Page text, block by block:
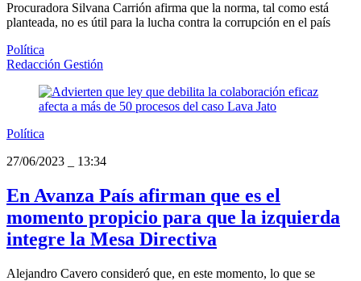
Procuradora Silvana Carrión afirma que la norma, tal como está
planteada, no es útil para la lucha contra la corrupción en el país
Política
Redacción Gestión
Política
27/06/2023
13:34
En Avanza País afirman que es el
momento propicio para que la izquierda
integre la Mesa Directiva
Alejandro Cavero consideró que, en este momento, lo que se